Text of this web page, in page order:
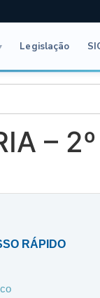
Legislação
–
RÁPIDO